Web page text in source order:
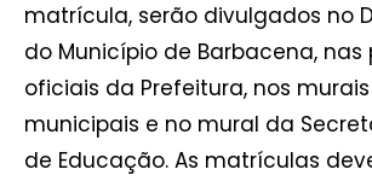
matrícula, serão divulgados no
do Município de Barbacena, nas
oficiais da Prefeitura, nos
municipais e no mural da
de Educação. As matrículas